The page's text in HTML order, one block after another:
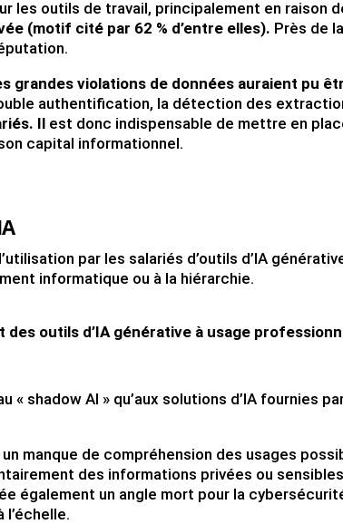
les outils de travail, principalement en raison
(motif cité par 62 % d’entre elles). Près de la
grandes violations de données auraient pu
authentification, la détection des
Il est donc indispensable de mettre en
capital informationnel.
par les salariés d’outils d’IA
informatique ou à la hiérarchie.
outils d’IA générative à usage
shadow AI » qu’aux solutions d’IA fournies
manque de compréhension des usages
des informations privées ou
également un angle mort pour la